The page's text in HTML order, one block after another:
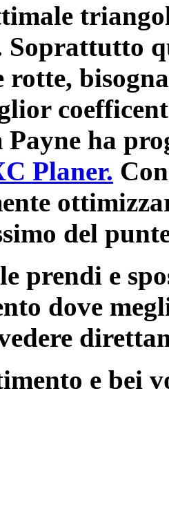
Soprattutto
rotte,
ha
Planer.
del
prendi e
dove
e bei